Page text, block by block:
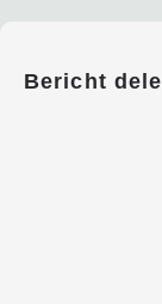
Bericht